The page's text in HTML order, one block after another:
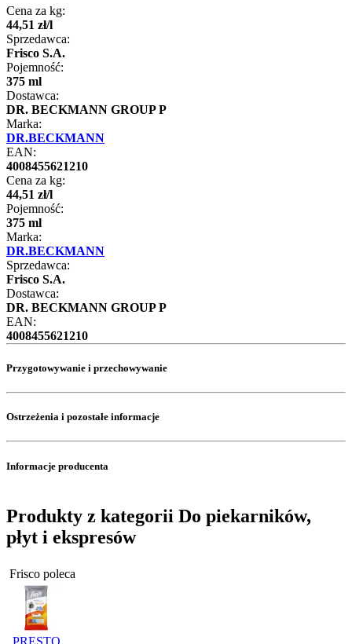
Cena za kg:
44,51 zł/l
Sprzedawca:
Frisco S.A.
Pojemność:
375 ml
Dostawca:
DR. BECKMANN GROUP P
Marka:
DR.BECKMANN
EAN:
4008455621210
Cena za kg:
44,51 zł/l
Pojemność:
375 ml
Marka:
DR.BECKMANN
Sprzedawca:
Frisco S.A.
Dostawca:
DR. BECKMANN GROUP P
EAN:
4008455621210
Przygotowywanie i przechowywanie
Ostrzeżenia i pozostałe informacje
Informacje producenta
Produkty z kategorii Do piekarników,
płyt i ekspresów
Frisco poleca
PRESTO